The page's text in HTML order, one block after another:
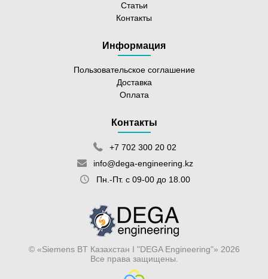
© «Siemens BT Казахстан I "DEGA Engineering"» 2026
Все права защищены.
Статьи
Контакты
Информация
Пользовательское соглашение
Доставка
Оплата
Контакты
+7 702 300 20 02
info@dega-engineering.kz
Пн.-Пт. с 09-00 до 18.00